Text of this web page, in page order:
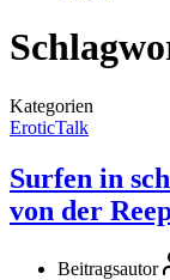
Kategorien
EroticTalk
Surfen in
von der
Beitragsautor